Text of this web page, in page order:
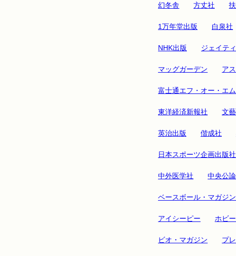
幻冬舎 方丈社
1万年堂出版 白泉社
NHK出版 ジェイテ
マッグガーデン ア
富士通エフ・オー・エ
東洋経済新報社 文
英治出版 偕成社
日本スポーツ企画出版社
中外医学社 中央公
ベースボール・マガジ
アイシーピー ホビ
ビオ・マガジン プ